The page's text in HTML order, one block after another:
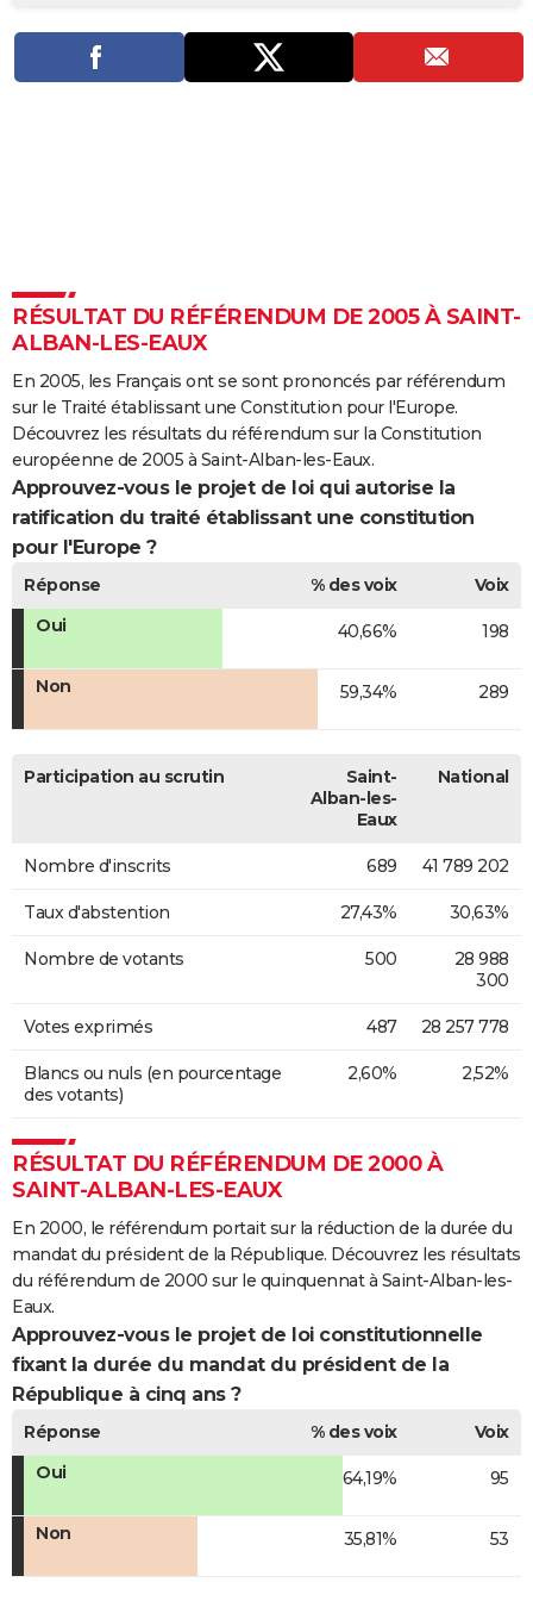
PHOTO
GUIDES D'ACHAT
COPAINS D'AVANT
FORUM
Bricolage
Lifestyle
Culture
Sport
Auto
Television
Voyage
Cinema
RÉSULTAT DU RÉFÉRENDUM DE 2005 À SAINT-
ALBAN-LES-EAUX
En 2005, les Français ont se sont prononcés par référendum
sur le Traité établissant une Constitution pour l'Europe.
Découvrez les résultats du référendum sur la Constitution
européenne de 2005 à Saint-Alban-les-Eaux.
Approuvez-vous le projet de loi qui autorise la
ratification du traité établissant une constitution
pour l'Europe ?
Réponse % des voix
Voix
Oui
40,66% 198
Non 59,34% 289
Participation au scrutin
Saint-
Alban-les-
Eaux
National
Nombre d'inscrits 689 41 789 202
Taux d'abstention 27,43% 30,63%
Nombre de votants 500
28 988
300
Votes exprimés 487 28 257 778
Blancs ou nuls (en pourcentage
des votants)
2,60% 2,52%
RÉSULTAT DU RÉFÉRENDUM DE 2000 À
SAINT-ALBAN-LES-EAUX
En 2000, le référendum portait sur la réduction de la durée du
mandat du président de la République. Découvrez les résultats
du référendum de 2000 sur le quinquennat à Saint-Alban-les-
Eaux.
Approuvez-vous le projet de loi constitutionnelle
fixant la durée du mandat du président de la
République à cinq ans ?
Réponse % des voix
Voix
Oui
64,19% 95
Non 35,81% 53